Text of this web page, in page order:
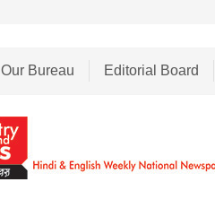
Our Bureau Editorial Board